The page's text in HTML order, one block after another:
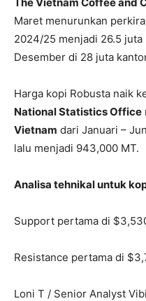
Maret menurunkan
2024/25 menjadi 26.5
Desember di 28 juta
Harga kopi Robusta naik
National Statistics Office
Vietnam dari Januari –
lalu menjadi 943,000 MT.
Analisa tehnikal untuk
Support pertama di
Resistance pertama di
Loni T / Senior Analyst